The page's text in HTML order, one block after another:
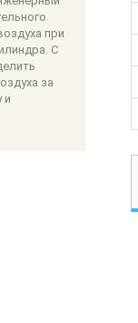
при
С
за
и